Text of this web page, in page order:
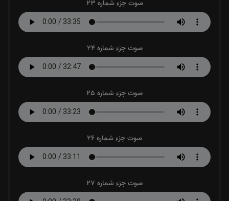
صوت جزء شماره 23
صوت جزء شماره 24
صوت جزء شماره 25
صوت جزء شماره 26
صوت جزء شماره 27